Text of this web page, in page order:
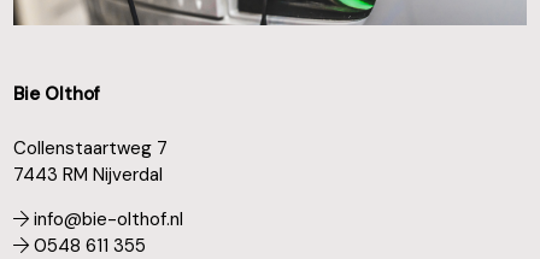
Bie Olthof
Collenstaartweg 7
7443 RM Nijverdal
info@bie-olthof.nl
0548 611 355